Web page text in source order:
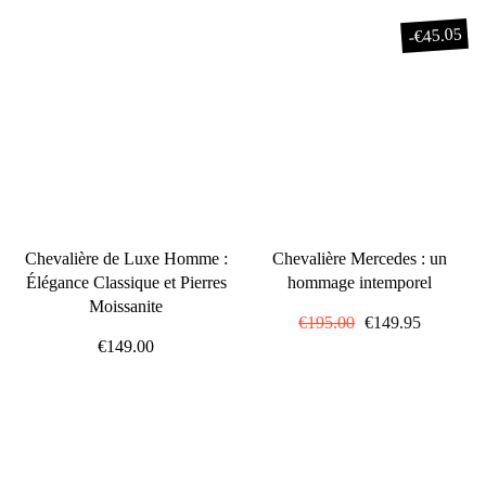
Chevalière de Luxe Homme :
Élégance Classique et Pierres
Moissanite
€149.00
-€45.05
Chevalière Mercedes : un
hommage intemporel
Prix
€195.00 Prix
€149.95